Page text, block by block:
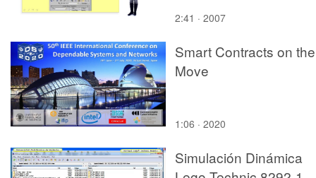
2:41 · 2007
Smart Contracts on the
Move
1:06 · 2020
Simulación Dinámica